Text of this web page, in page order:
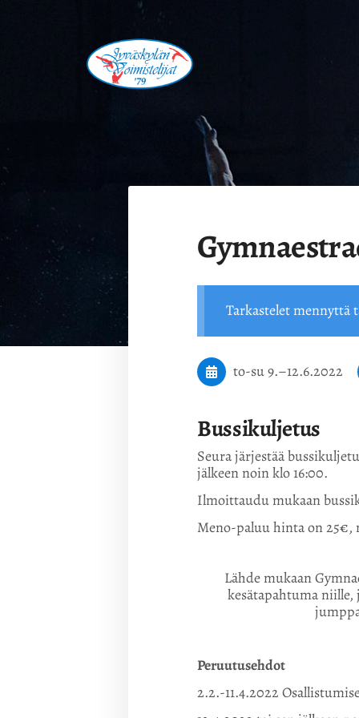
Jyväskylän Voimistelijat '79 ry.
Tarkastelet mennyttä
to-su9.–12.6.2022
Bussikuljetus
Seura järjestää
jälkeen noin klo 16:00.
Ilmoittaudu mukaan
Meno-paluu hinta on 25€,
Lähde mukaan
kesätapahtuma
Peruutusehdot
2.2.-11.4.2022